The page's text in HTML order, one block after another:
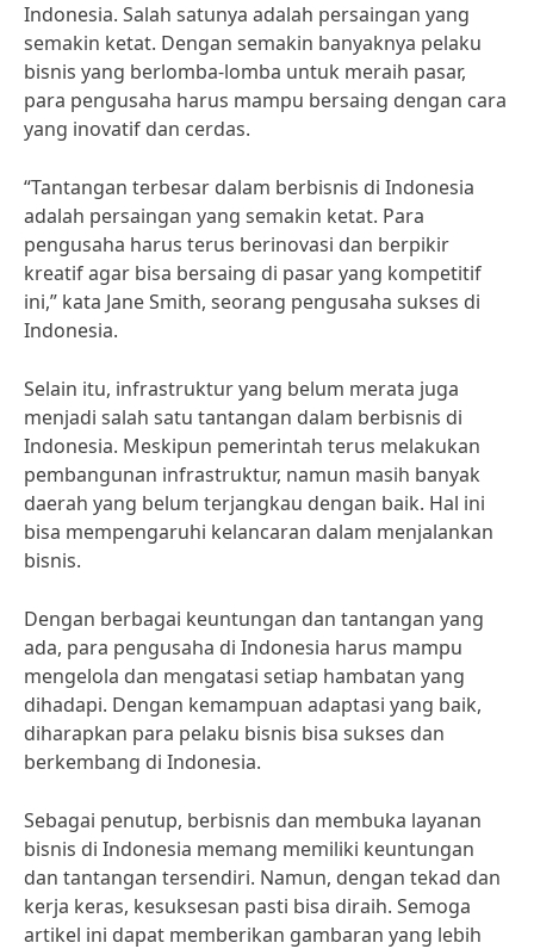
Indonesia. Salah satunya adalah persaingan yang
semakin ketat. Dengan semakin banyaknya pelaku
bisnis yang berlomba-lomba untuk meraih pasar,
para pengusaha harus mampu bersaing dengan cara
yang inovatif dan cerdas.
“Tantangan terbesar dalam berbisnis di Indonesia
adalah persaingan yang semakin ketat. Para
pengusaha harus terus berinovasi dan berpikir
kreatif agar bisa bersaing di pasar yang kompetitif
ini,” kata Jane Smith, seorang pengusaha sukses di
Indonesia.
Selain itu, infrastruktur yang belum merata juga
menjadi salah satu tantangan dalam berbisnis di
Indonesia. Meskipun pemerintah terus melakukan
pembangunan infrastruktur, namun masih banyak
daerah yang belum terjangkau dengan baik. Hal ini
bisa mempengaruhi kelancaran dalam menjalankan
bisnis.
Dengan berbagai keuntungan dan tantangan yang
ada, para pengusaha di Indonesia harus mampu
mengelola dan mengatasi setiap hambatan yang
dihadapi. Dengan kemampuan adaptasi yang baik,
diharapkan para pelaku bisnis bisa sukses dan
berkembang di Indonesia.
Sebagai penutup, berbisnis dan membuka layanan
bisnis di Indonesia memang memiliki keuntungan
dan tantangan tersendiri. Namun, dengan tekad dan
kerja keras, kesuksesan pasti bisa diraih. Semoga
artikel ini dapat memberikan gambaran yang lebih